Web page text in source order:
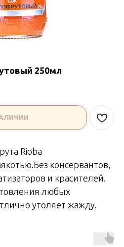
250мл
Rioba
консервантов,
и красителей.
любых
утоляет жажду.